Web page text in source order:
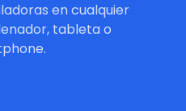
en cualquier
tableta o